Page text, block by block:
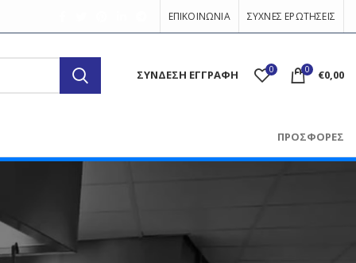
ΕΠΙΚΟΙΝΩΝΙΑ ΣΥΧΝΕΣ ΕΡΩΤΗΣΕΙΣ
ΣΎΝΔΕΣΗ ΕΓΓΡΑΦΉ 0 0 €0,00
ΠΡΟΣΦΟΡΕΣ